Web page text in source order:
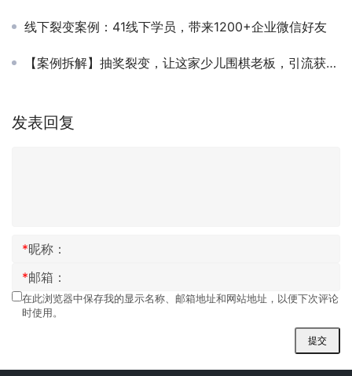
线下裂变案例：41线下学员，带来1200+企业微信好友
【案例拆解】抽奖裂变，让这家少儿围棋老板，引流获客2616人！
发表回复
*昵称：
*邮箱：
在此浏览器中保存我的显示名称、邮箱地址和网站地址，以便下次评论
时使用。
提交